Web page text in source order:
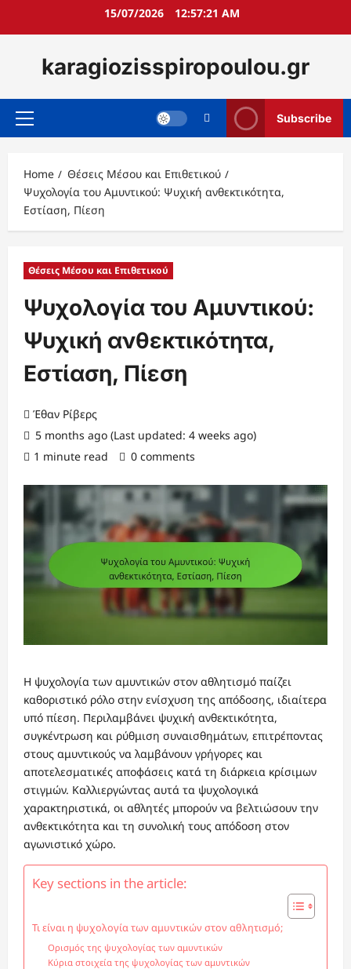
15/07/2026 12:57:22 AM
karagiozisspiropoulou.gr
Primary
Subscribe
Home
Θέσεις Μέσου και Επιθετικού
Ψυχολογία του Αμυντικού: Ψυχική ανθεκτικότητα,
Εστίαση, Πίεση
Θέσεις Μέσου και Επιθετικού
Ψυχολογία του Αμυντικού:
Ψυχική ανθεκτικότητα,
Εστίαση, Πίεση
Έθαν Ρίβερς
5 months ago (Last updated: 4 weeks ago)
1 minute read
0 comments
Η ψυχολογία των αμυντικών στον αθλητισμό παίζει
καθοριστικό ρόλο στην ενίσχυση της απόδοσης, ιδιαίτερα
υπό πίεση. Περιλαμβάνει ψυχική ανθεκτικότητα,
συγκέντρωση και ρύθμιση συναισθημάτων, επιτρέποντας
στους αμυντικούς να λαμβάνουν γρήγορες και
αποτελεσματικές αποφάσεις κατά τη διάρκεια κρίσιμων
στιγμών. Καλλιεργώντας αυτά τα ψυχολογικά
χαρακτηριστικά, οι αθλητές μπορούν να βελτιώσουν την
ανθεκτικότητα και τη συνολική τους απόδοση στον
αγωνιστικό χώρο.
Key sections in the article:
Τι είναι η ψυχολογία των αμυντικών στον αθλητισμό;
Ορισμός της ψυχολογίας των αμυντικών
Κύρια στοιχεία της ψυχολογίας των αμυντικών